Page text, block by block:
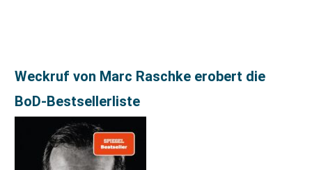
Weckruf von Marc Raschke erobert die
BoD-Bestsellerliste